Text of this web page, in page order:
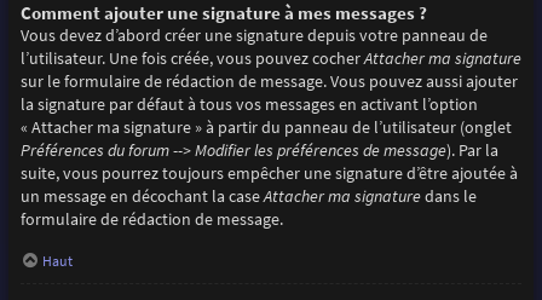
Comment ajouter une signature à mes messages ?
Vous devez d’abord créer une signature depuis votre panneau de
l’utilisateur. Une fois créée, vous pouvez cocherAttacher ma signature
sur le formulaire de rédaction de message. Vous pouvez aussi ajouter
la signature par défaut à tous vos messages en activant l’option
« Attacher ma signature » à partir du panneau de l’utilisateur (onglet
Préférences du forum --> Modifier les préférences de message). Par la
suite, vous pourrez toujours empêcher une signature d’être ajoutée à
un message en décochant la caseAttacher ma signaturedans le
formulaire de rédaction de message.
Haut